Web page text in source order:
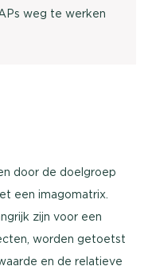
weg te werken
door de doelgroep
een imagomatrix.
zijn voor een
worden getoetst
en de relatieve